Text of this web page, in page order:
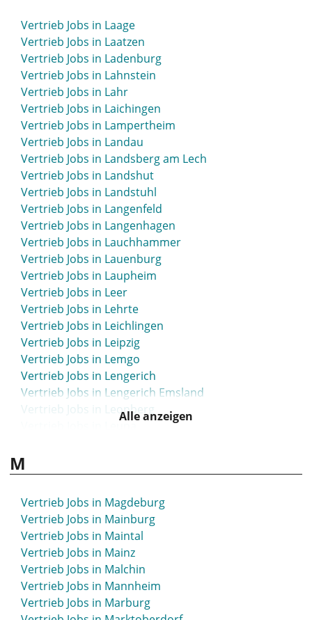
Vertrieb Jobs in Kreuzlingen
Vertrieb Jobs in Kronach
Vertrieb Jobs in Kühlungsborn
Vertrieb Jobs in Kulmbach
Vertrieb Jobs in Künzelsau
Vertrieb Jobs in Kusel
Vertrieb Jobs in Laage
Vertrieb Jobs in Laatzen
Vertrieb Jobs in Ladenburg
Vertrieb Jobs in Lahnstein
Vertrieb Jobs in Lahr
Vertrieb Jobs in Laichingen
Vertrieb Jobs in Lampertheim
Vertrieb Jobs in Landau
Vertrieb Jobs in Landsberg am Lech
Vertrieb Jobs in Landshut
Vertrieb Jobs in Landstuhl
Vertrieb Jobs in Langenfeld
Vertrieb Jobs in Langenhagen
Vertrieb Jobs in Lauchhammer
Vertrieb Jobs in Lauenburg
Vertrieb Jobs in Laupheim
Vertrieb Jobs in Leer
Vertrieb Jobs in Lehrte
Vertrieb Jobs in Leichlingen
Vertrieb Jobs in Leipzig
Vertrieb Jobs in Lemgo
Vertrieb Jobs in Lengerich
Vertrieb Jobs in Lengerich Emsland
Vertrieb Jobs in Leonberg
Vertrieb Jobs in Leverkusen
Vertrieb Jobs in Lichtenfels
Vertrieb Jobs in Limbach-Oberfrohna
Vertrieb Jobs in Limburg
Vertrieb Jobs in Limburg-Weilburg
Vertrieb Jobs in Lindau
Vertrieb Jobs in Lindenberg
Vertrieb Jobs in Lindlar
Vertrieb Jobs in Lingen
Alle anzeigen
M
Vertrieb Jobs in Magdeburg
Vertrieb Jobs in Mainburg
Vertrieb Jobs in Maintal
Vertrieb Jobs in Mainz
Vertrieb Jobs in Malchin
Vertrieb Jobs in Mannheim
Vertrieb Jobs in Marburg